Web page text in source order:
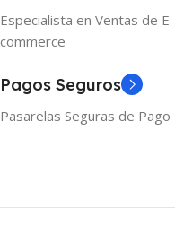
Especialista en Ventas de E-
commerce
Pagos Seguros
Pasarelas Seguras de Pago